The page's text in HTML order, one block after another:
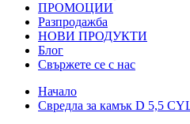
ПРОМОЦИИ
Разпродажба
НОВИ ПРОДУКТИ
Блог
Свържете се с нас
Начало
Свредла за камък D 5,5